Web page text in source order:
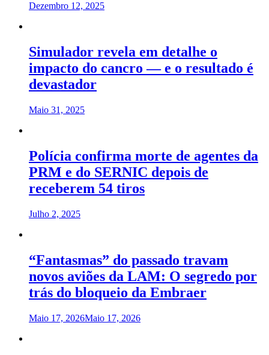
Dezembro 12, 2025
Simulador revela em detalhe o
impacto do cancro — e o resultado é
devastador
Maio 31, 2025
Polícia confirma morte de agentes da
PRM e do SERNIC depois de
receberem 54 tiros
Julho 2, 2025
“Fantasmas” do passado travam
novos aviões da LAM: O segredo por
trás do bloqueio da Embraer
Maio 17, 2026Maio 17, 2026